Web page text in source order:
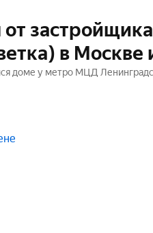
в
доме у метро МЦД